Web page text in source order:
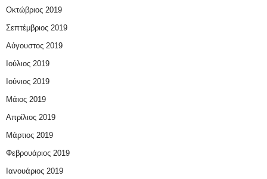
Οκτώβριος 2019
Σεπτέμβριος 2019
Αύγουστος 2019
Ιούλιος 2019
Ιούνιος 2019
Μάιος 2019
Απρίλιος 2019
Μάρτιος 2019
Φεβρουάριος 2019
Ιανουάριος 2019